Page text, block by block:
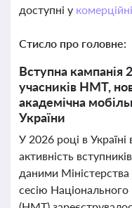
доступні у
Стисло про головне:
Вступна кампанія
учасників НМТ,
академічна
України
У 2026 році в Україні
активність
даними Міністерства
сесію